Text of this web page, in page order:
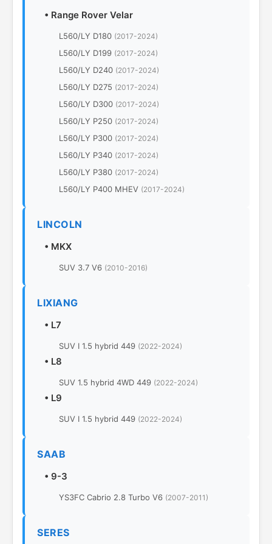
• Range Rover Velar
L560/LY D180 (2017-2024)
L560/LY D199 (2017-2024)
L560/LY D240 (2017-2024)
L560/LY D275 (2017-2024)
L560/LY D300 (2017-2024)
L560/LY P250 (2017-2024)
L560/LY P300 (2017-2024)
L560/LY P340 (2017-2024)
L560/LY P380 (2017-2024)
L560/LY P400 MHEV (2017-2024)
LINCOLN
• MKX
SUV 3.7 V6 (2010-2016)
LIXIANG
• L7
SUV I 1.5 hybrid 449 (2022-2024)
• L8
SUV 1.5 hybrid 4WD 449 (2022-2024)
• L9
SUV I 1.5 hybrid 449 (2022-2024)
SAAB
• 9-3
YS3FC Cabrio 2.8 Turbo V6 (2007-2011)
SERES